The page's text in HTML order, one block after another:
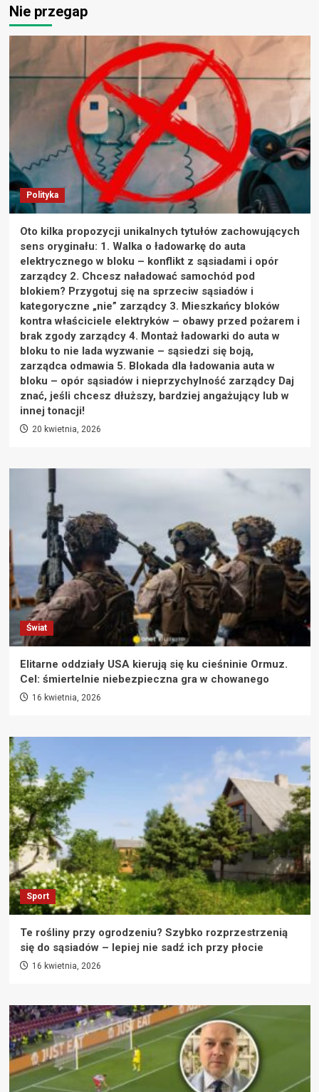
Nie przegap
Polityka
Oto kilka propozycji unikalnych tytułów zachowujących
sens oryginału: 1. Walka o ładowarkę do auta
elektrycznego w bloku – konflikt z sąsiadami i opór
zarządcy 2. Chcesz naładować samochód pod
blokiem? Przygotuj się na sprzeciw sąsiadów i
kategoryczne „nie” zarządcy 3. Mieszkańcy bloków
kontra właściciele elektryków – obawy przed pożarem i
brak zgody zarządcy 4. Montaż ładowarki do auta w
bloku to nie lada wyzwanie – sąsiedzi się boją,
zarządca odmawia 5. Blokada dla ładowania auta w
bloku – opór sąsiadów i nieprzychylność zarządcy Daj
znać, jeśli chcesz dłuższy, bardziej angażujący lub w
innej tonacji!
20 kwietnia, 2026
Świat
Elitarne oddziały USA kierują się ku cieśninie Ormuz.
Cel: śmiertelnie niebezpieczna gra w chowanego
16 kwietnia, 2026
Sport
Te rośliny przy ogrodzeniu? Szybko rozprzestrzenią
się do sąsiadów – lepiej nie sadź ich przy płocie
16 kwietnia, 2026